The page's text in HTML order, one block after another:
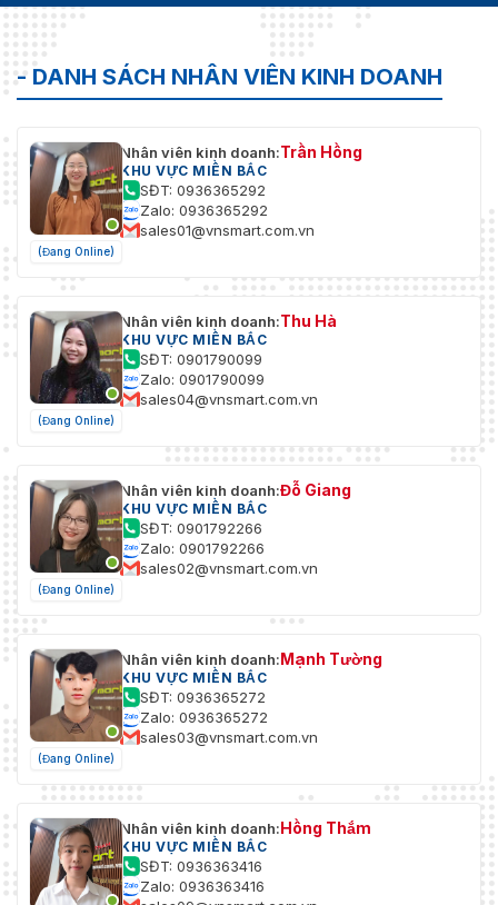
- DANH SÁCH NHÂN VIÊN KINH DOANH
(Đang Online)
Nhân viên kinh doanh:Trần Hồng
KHU VỰC MIỀN BẮC
SĐT: 0936365292
Zalo: 0936365292
sales01@vnsmart.com.vn
(Đang Online)
Nhân viên kinh doanh:Thu Hà
KHU VỰC MIỀN BẮC
SĐT: 0901790099
Zalo: 0901790099
sales04@vnsmart.com.vn
(Đang Online)
Nhân viên kinh doanh:Đỗ Giang
KHU VỰC MIỀN BẮC
SĐT: 0901792266
Zalo: 0901792266
sales02@vnsmart.com.vn
(Đang Online)
Nhân viên kinh doanh:Mạnh Tường
KHU VỰC MIỀN BẮC
SĐT: 0936365272
Zalo: 0936365272
sales03@vnsmart.com.vn
Nhân viên kinh doanh:Hồng Thắm
KHU VỰC MIỀN BẮC
SĐT: 0936363416
Zalo: 0936363416